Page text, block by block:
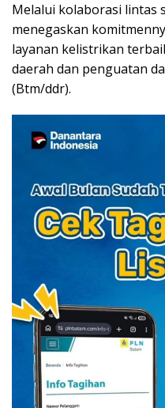
Melalui kolaborasi lintas
menegaskan
layanan kelistrikan
daerah dan penguatan
(Btm/ddr).